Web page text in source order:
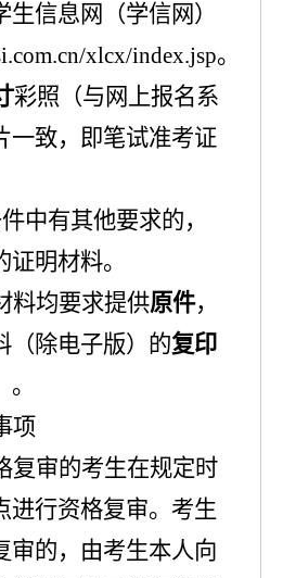
信息网（学信网）
xlcx/index.jsp。
彩照（与网上报名系
一致，即笔试准考证
中有其他要求的，
明材料。
料均要求提供原件，
（除电子版）的复印
。
项
复审的考生在规定时
进行资格复审。考生
审的，由考生本人向